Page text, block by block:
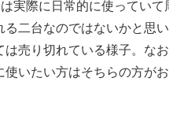
実際に日常的に使ってい
る二台なのではないかと思
売り切れている様子。な
いたい方はそちらの方が